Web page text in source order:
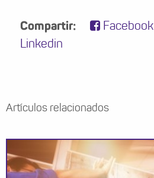
Compartir: Facebook
Linkedin
Artículos relacionados